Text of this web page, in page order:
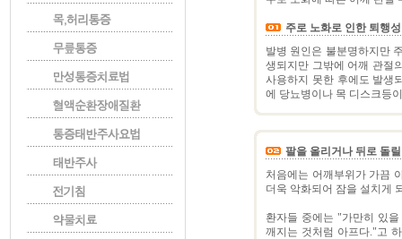
주로 노화로 인한 퇴행
발병 원인은 불분명하지만
생되지만 그밖에 어깨 관절
사용하지 못한 후에도 발생
에 당뇨병이나 목 디스크등
팔을 올리거나 뒤로 돌
처음에는 어깨부위가 가끔
더욱 악화되어 잠을 설치게
환자들 중에는 "가만히 있
깨지는 것처럼 아프다."고